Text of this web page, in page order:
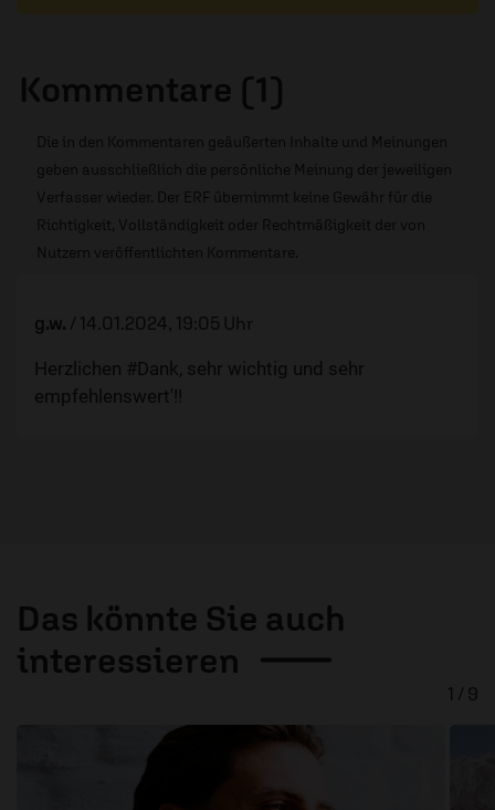
Kommentare (1)
Die in den Kommentaren geäußerten Inhalte und Meinungen
geben ausschließlich die persönliche Meinung der jeweiligen
Verfasser wieder. Der ERF übernimmt keine Gewähr für die
Richtigkeit, Vollständigkeit oder Rechtmäßigkeit der von
Nutzern veröffentlichten Kommentare.
g.w. / 14.01.2024, 19:05 Uhr
Herzlichen #Dank, sehr wichtig und sehr
empfehlenswert'!!
Das könnte Sie auch
interessieren
1 / 9